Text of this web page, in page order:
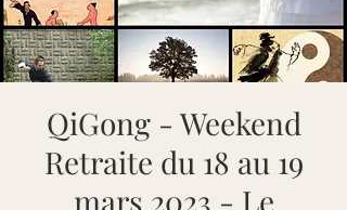
QiGong - Weekend
Retraite du 18 au 19
mars 2023 - Le